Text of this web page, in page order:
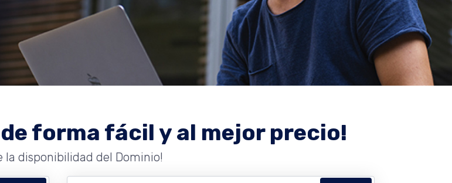
forma fácil y al mejor precio!
la disponibilidad del Dominio!